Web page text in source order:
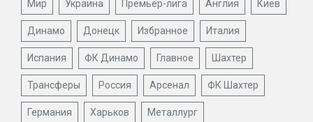
Мир Украина Премьер-лига Англия Киев
Динамо Донецк Избранное Италия
Испания ФК Динамо Главное Шахтер
Трансферы Россия Арсенал ФК Шахтер
Германия Харьков Металлург